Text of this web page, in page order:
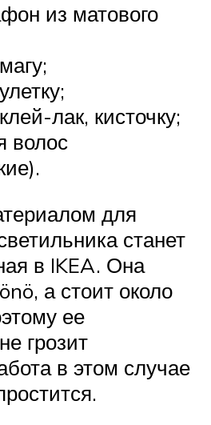
из матового
лак, кисточку;
волос
для
станет
в IKEA. Она
а стоит около
ее
грозит
в этом случае